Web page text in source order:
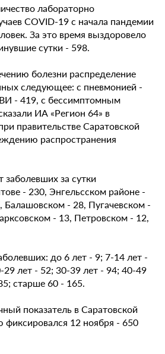
лабораторно
COVID-19 с начала пандемии
За это время выздоровело
сутки - 598.
болезни распределение
следующее: с пневмонией -
- 419, с бессимптомным
ИА «Регион 64» в
правительстве Саратовской
распространения
за сутки
- 230, Энгельсском районе -
Балашовском - 28, Пугачевском -
- 13, Петровском - 12,
до 6 лет - 9; 7-14 лет -
лет - 52; 30-39 лет - 94; 40-49
старше 60 - 165.
показатель в Саратовской
фиксировался 12 ноября - 650